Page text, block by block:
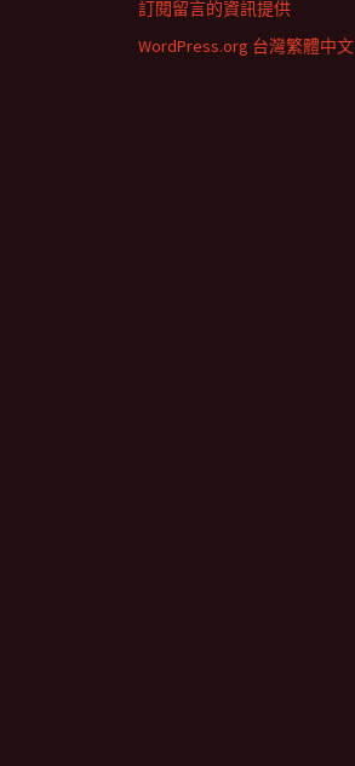
訂閱留言的資訊提供
WordPress.org 台灣繁體中文